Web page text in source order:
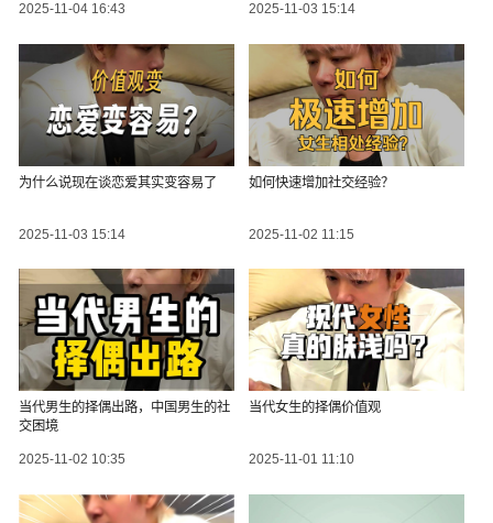
2025-11-04 16:43 2025-11-03 15:14
为什么说现在谈恋爱其实变容易了
2025-11-03 15:14
如何快速增加社交经验？
2025-11-02 11:15
当代男生的择偶出路，中国男生的社
交困境
2025-11-02 10:35
当代女生的择偶价值观
2025-11-01 11:10